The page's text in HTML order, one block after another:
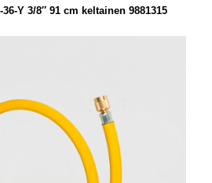
Y 3/8″ 91 cm keltainen 9881315